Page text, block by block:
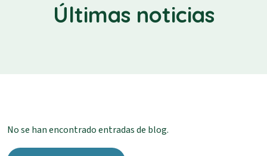
Últimas noticias
No se han encontrado entradas de blog.